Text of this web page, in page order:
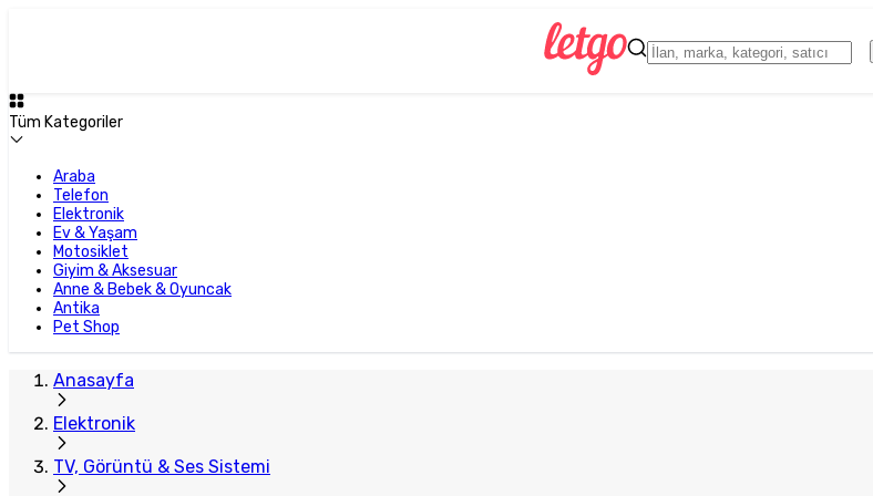
Tüm Kategoriler
Araba
Telefon
Elektronik
Ev & Yaşam
Motosiklet
Giyim & Aksesuar
Anne & Bebek & Oyuncak
Antika
Pet Shop
Anasayfa
Elektronik
TV, Görüntü & Ses Sistemi